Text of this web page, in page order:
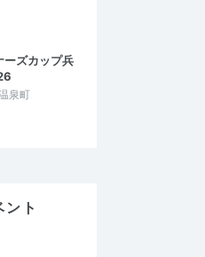
ーズカップ兵
泉町
ト